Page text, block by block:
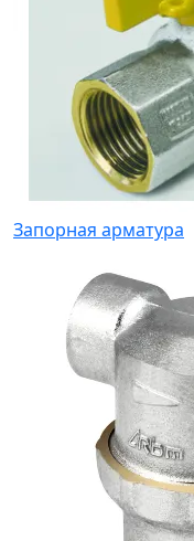
Запорная арматура